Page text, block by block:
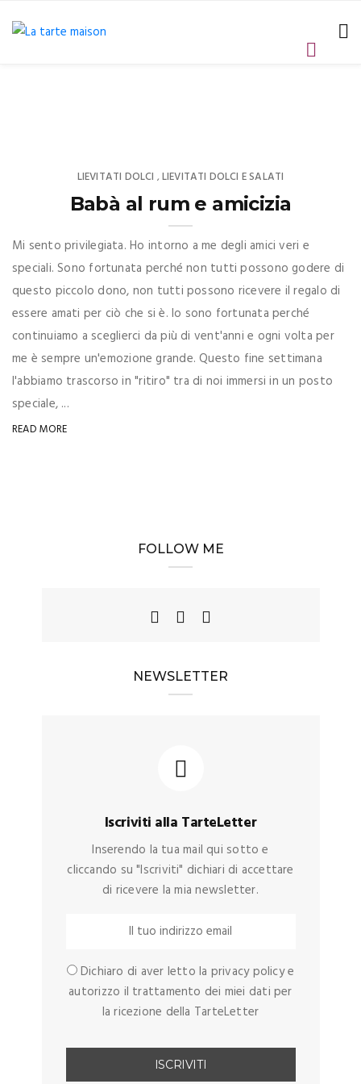
LIEVITATI DOLCI ,LIEVITATI DOLCI E SALATI
Babà al rum e amicizia
Mi sento privilegiata. Ho intorno a me degli amici veri e
speciali. Sono fortunata perché non tutti possono godere di
questo piccolo dono, non tutti possono ricevere il regalo di
essere amati per ciò che si è. Io sono fortunata perché
continuiamo a sceglierci da più di vent'anni e ogni volta per
me è sempre un'emozione grande. Questo fine settimana
l'abbiamo trascorso in "ritiro" tra di noi immersi in un posto
speciale, ...
READ MORE
FOLLOW ME
NEWSLETTER
Iscriviti alla TarteLetter
Inserendo la tua mail qui sotto e
cliccando su "Iscriviti" dichiari di accettare
di ricevere la mia newsletter.
Dichiaro di aver letto la privacy policy e
autorizzo il trattamento dei miei dati per
la ricezione della TarteLetter